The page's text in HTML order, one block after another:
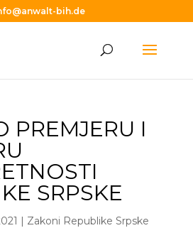
bih.de
PREMJERU I
SRPSKE
| Zakoni Republike Srpske